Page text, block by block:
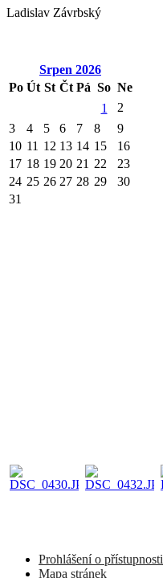
Ladislav Závrbský
Srpen 2026
Po Út St Čt Pá So Ne
1
2
3
4 5 6 7 8
9
10 11 12 13 14 15
16
17 18 19 20 21 22
23
24 25 26 27 28 29
30
31
Prohlášení o přístupnosti
Mapa stránek